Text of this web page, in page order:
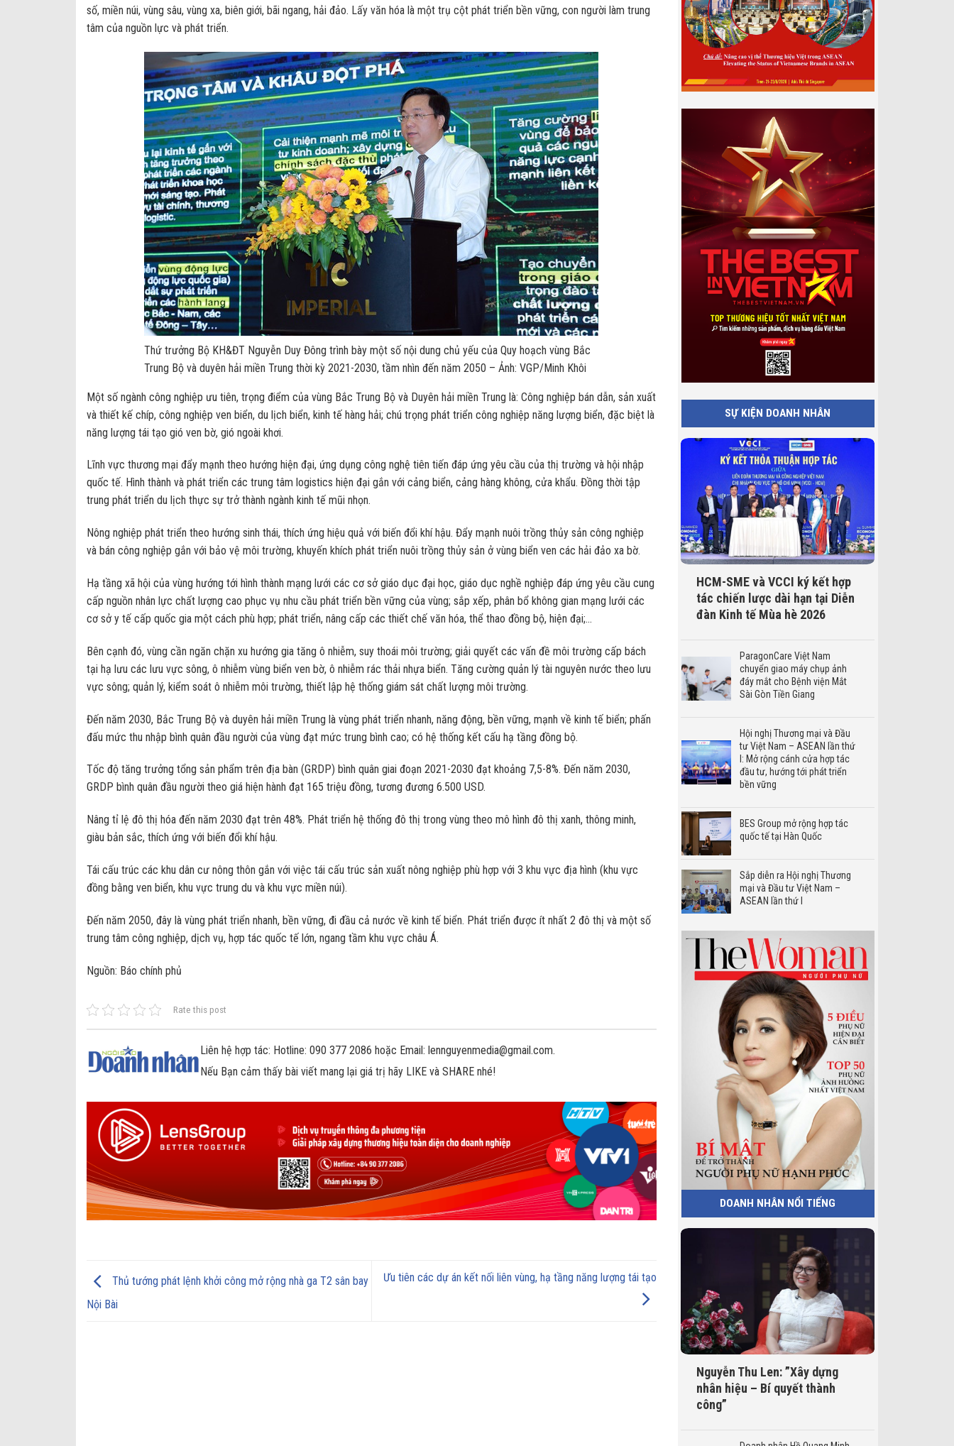
số, miền núi, vùng sâu, vùng xa, biên giới, bãi ngang, hải đảo. Lấy văn hóa là một trụ cột phát triển bền vững, con người làm trung
tâm của nguồn lực và phát triển.
Thứ trưởng Bộ KH&ĐT Nguyễn Duy Đông trình bày một số nội dung chủ yếu của Quy hoạch vùng Bắc
Trung Bộ và duyên hải miền Trung thời kỳ 2021-2030, tầm nhìn đến năm 2050 – Ảnh: VGP/Minh Khôi
Một số ngành công nghiệp ưu tiên, trọng điểm của vùng Bắc Trung Bộ và Duyên hải miền Trung là: Công nghiệp bán dẫn, sản xuất
và thiết kế chíp, công nghiệp ven biển, du lịch biển, kinh tế hàng hải; chú trọng phát triển công nghiệp năng lượng biển, đặc biệt là
năng lượng tái tạo gió ven bờ, gió ngoài khơi.
Lĩnh vực thương mại đẩy mạnh theo hướng hiện đại, ứng dụng công nghệ tiên tiến đáp ứng yêu cầu của thị trường và hội nhập
quốc tế. Hình thành và phát triển các trung tâm logistics hiện đại gắn với cảng biển, cảng hàng không, cửa khẩu. Đồng thời tập
trung phát triển du lịch thực sự trở thành ngành kinh tế mũi nhọn.
Nông nghiệp phát triển theo hướng sinh thái, thích ứng hiệu quả với biến đổi khí hậu. Đẩy mạnh nuôi trồng thủy sản công nghiệp
và bán công nghiệp gắn với bảo vệ môi trường, khuyến khích phát triển nuôi trồng thủy sản ở vùng biển ven các hải đảo xa bờ.
Hạ tầng xã hội của vùng hướng tới hình thành mạng lưới các cơ sở giáo dục đại học, giáo dục nghề nghiệp đáp ứng yêu cầu cung
cấp nguồn nhân lực chất lượng cao phục vụ nhu cầu phát triển bền vững của vùng; sắp xếp, phân bổ không gian mạng lưới các
cơ sở y tế cấp quốc gia một cách phù hợp; phát triển, nâng cấp các thiết chế văn hóa, thể thao đồng bộ, hiện đại;…
Bên cạnh đó, vùng cần ngăn chặn xu hướng gia tăng ô nhiễm, suy thoái môi trường; giải quyết các vấn đề môi trường cấp bách
tại hạ lưu các lưu vực sông, ô nhiễm vùng biển ven bờ, ô nhiễm rác thải nhựa biển. Tăng cường quản lý tài nguyên nước theo lưu
vực sông; quản lý, kiểm soát ô nhiễm môi trường, thiết lập hệ thống giám sát chất lượng môi trường.
Đến năm 2030, Bắc Trung Bộ và duyên hải miền Trung là vùng phát triển nhanh, năng động, bền vững, mạnh về kinh tế biển; phấn
đấu mức thu nhập bình quân đầu người của vùng đạt mức trung bình cao; có hệ thống kết cấu hạ tầng đồng bộ.
Tốc độ tăng trưởng tổng sản phẩm trên địa bàn (GRDP) bình quân giai đoạn 2021-2030 đạt khoảng 7,5-8%. Đến năm 2030,
GRDP bình quân đầu người theo giá hiện hành đạt 165 triệu đồng, tương đương 6.500 USD.
Nâng tỉ lệ đô thị hóa đến năm 2030 đạt trên 48%. Phát triển hệ thống đô thị trong vùng theo mô hình đô thị xanh, thông minh,
giàu bản sắc, thích ứng với biến đổi khí hậu.
Tái cấu trúc các khu dân cư nông thôn gắn với việc tái cấu trúc sản xuất nông nghiệp phù hợp với 3 khu vực địa hình (khu vực
đồng bằng ven biển, khu vực trung du và khu vực miền núi).
Đến năm 2050, đây là vùng phát triển nhanh, bền vững, đi đầu cả nước về kinh tế biển. Phát triển được ít nhất 2 đô thị và một số
trung tâm công nghiệp, dịch vụ, hợp tác quốc tế lớn, ngang tầm khu vực châu Á.
Nguồn: Báo chính phủ
Rate this post
Liên hệ hợp tác: Hotline: 090 377 2086 hoặc Email: lennguyenmedia@gmail.com.
Nếu Bạn cảm thấy bài viết mang lại giá trị hãy LIKE và SHARE nhé!
Thủ tướng phát lệnh khởi công mở rộng nhà ga T2 sân bay
Nội Bài
Ưu tiên các dự án kết nối liên vùng, hạ tầng năng lượng tái tạo
SỰ KIỆN DOANH NHÂN
HCM-SME và VCCI ký kết hợp
tác chiến lược dài hạn tại Diễn
đàn Kinh tế Mùa hè 2026
ParagonCare Việt Nam
chuyển giao máy chụp ảnh
đáy mắt cho Bệnh viện Mắt
Sài Gòn Tiền Giang
Hội nghị Thương mại và Đầu
tư Việt Nam – ASEAN lần thứ
I: Mở rộng cánh cửa hợp tác
đầu tư, hướng tới phát triển
bền vững
BES Group mở rộng hợp tác
quốc tế tại Hàn Quốc
Sắp diễn ra Hội nghị Thương
mại và Đầu tư Việt Nam –
ASEAN lần thứ I
DOANH NHÂN NỔI TIẾNG
Nguyễn Thu Len: ”Xây dựng
nhân hiệu – Bí quyết thành
công”